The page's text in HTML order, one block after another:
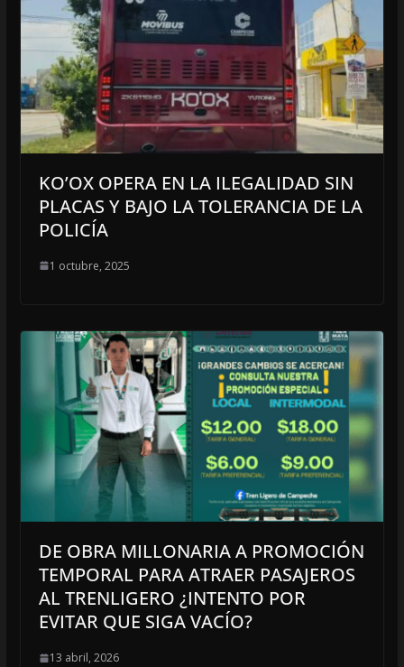
KO’OX OPERA EN LA ILEGALIDAD SIN
PLACAS Y BAJO LA TOLERANCIA DE LA
POLICÍA
1 octubre, 2025
DE OBRA MILLONARIA A PROMOCIÓN
TEMPORAL PARA ATRAER PASAJEROS
AL TRENLIGERO ¿INTENTO POR
EVITAR QUE SIGA VACÍO?
13 abril, 2026